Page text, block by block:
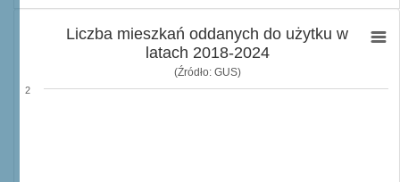
Liczba mieszkań oddanych do użytku w
latach 2018-2024
(Źródło: GUS)
2